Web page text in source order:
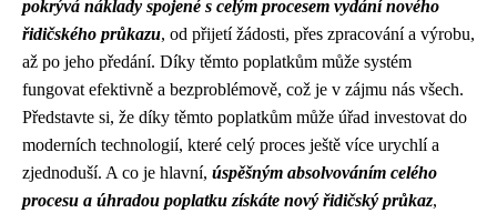
pokrývá náklady spojené s celým procesem vydání nového
řidičského průkazu, od přijetí žádosti, přes zpracování a výrobu,
až po jeho předání. Díky těmto poplatkům může systém
fungovat efektivně a bezproblémově, což je v zájmu nás všech.
Představte si, že díky těmto poplatkům může úřad investovat do
moderních technologií, které celý proces ještě více urychlí a
zjednoduší. A co je hlavní, úspěšným absolvováním celého
procesu a úhradou poplatku získáte nový řidičský průkaz,